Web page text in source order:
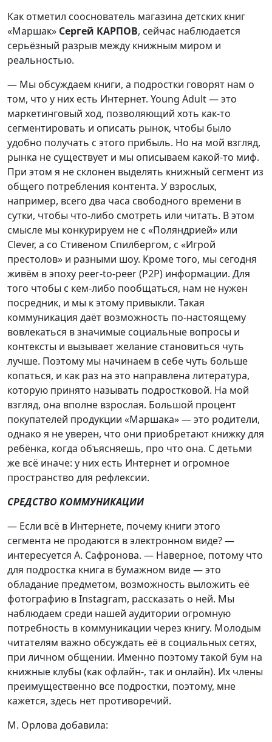
Как отметил сооснователь магазина детских книг
«Маршак» Сергей КАРПОВ, сейчас наблюдается
серьёзный разрыв между книжным миром и
реальностью.
— Мы обсуждаем книги, а подростки говорят нам о
том, что у них есть Интернет. Young Adult — это
маркетинговый ход, позволяющий хоть как-то
сегментировать и описать рынок, чтобы было
удобно получать с этого прибыль. Но на мой взгляд,
рынка не существует и мы описываем какой-то миф.
При этом я не склонен выделять книжный сегмент из
общего потребления контента. У взрослых,
например, всего два часа свободного времени в
сутки, чтобы что-либо смотреть или читать. В этом
смысле мы конкурируем не с «Поляндрией» или
Clever, а со Стивеном Спилбергом, с «Игрой
престолов» и разными шоу. Кроме того, мы сегодня
живём в эпоху peer-to-peer (P2P) информации. Для
того чтобы с кем-либо пообщаться, нам не нужен
посредник, и мы к этому привыкли. Такая
коммуникация даёт возможность по-настоящему
вовлекаться в значимые социальные вопросы и
контексты и вызывает желание становиться чуть
лучше. Поэтому мы начинаем в себе чуть больше
копаться, и как раз на это направлена литература,
которую принято называть подростковой. На мой
взгляд, она вполне взрослая. Большой процент
покупателей продукции «Маршака» — это родители,
однако я не уверен, что они приобретают книжку для
ребёнка, когда объясняешь, про что она. С детьми
же всё иначе: у них есть Интернет и огромное
пространство для рефлексии.
СРЕДСТВО КОММУНИКАЦИИ
— Если всё в Интернете, почему книги этого
сегмента не продаются в электронном виде? —
интересуется А. Сафронова. — Наверное, потому что
для подростка книга в бумажном виде — это
обладание предметом, возможность выложить её
фотографию в Instagram, рассказать о ней. Мы
наблюдаем среди нашей аудитории огромную
потребность в коммуникации через книгу. Молодым
читателям важно обсуждать её в социальных сетях,
при личном общении. Именно поэтому такой бум на
книжные клубы (как офлайн-, так и онлайн). Их члены
преимущественно все подростки, поэтому, мне
кажется, здесь нет противоречий.
М. Орлова добавила: